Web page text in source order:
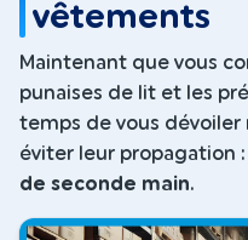
vêtements
Maintenant que vous
punaises de lit et les
temps de vous
éviter leur propagation :
de seconde main.